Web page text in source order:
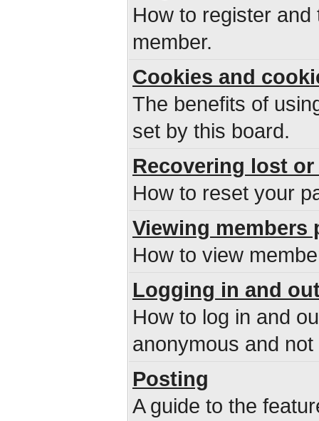
How to register
member.
Cookies and
The benefits of
set by this board.
Recovering lost
How to reset your
Viewing
How to view
Logging in and
How to log in and
anonymous and
Posting
A guide to the